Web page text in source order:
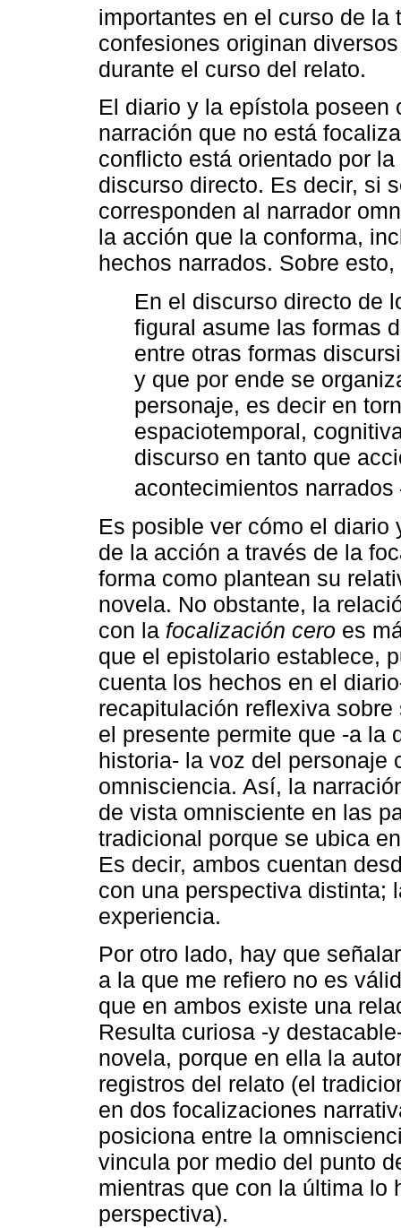
importantes en el curso de la
confesiones originan
durante el curso del relato.
El diario y la epístola poseen
narración que no está
conflicto está orientado por
discurso directo. Es decir, si
corresponden al narrador
la acción que la conforma,
hechos narrados. Sobre
En el discurso directo de
figural asume las formas
entre otras formas
y que por ende se
personaje, es decir en
espaciotemporal,
discurso en tanto que
acontecimientos narrados
Es posible ver cómo el
de la acción a través de la
forma como plantean su
novela. No obstante, la
con la focalización cero es
que el epistolario establece,
cuenta los hechos en el
recapitulación reflexiva
el presente permite que -a la
historia- la voz del personaje
omnisciencia. Así, la
de vista omnisciente en las
tradicional porque se ubica
Es decir, ambos cuentan
con una perspectiva distinta;
experiencia.
Por otro lado, hay que
a la que me refiero no es
que en ambos existe una
Resulta curiosa -y
novela, porque en ella la
registros del relato (el
en dos focalizaciones
posiciona entre la
vincula por medio del punto
mientras que con la última lo
perspectiva).